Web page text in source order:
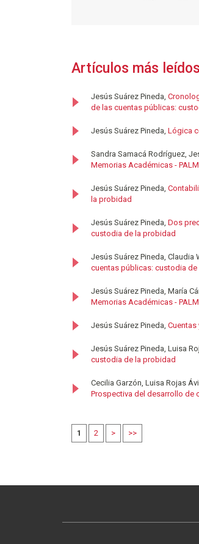
Artículos más
Jesús Suárez Pineda,
de las cuentas públicas:
Jesús Suárez Pineda, Lógica
Sandra Samacá Rodríguez,
Memorias Académicas -
Jesús Suárez Pineda,
la probidad
Jesús Suárez Pineda, Dos
custodia de la probidad
Jesús Suárez Pineda, Claudia
cuentas públicas: custodia de
Jesús Suárez Pineda, María
Memorias Académicas -
Jesús Suárez Pineda, Cuentas
Jesús Suárez Pineda, Luisa
custodia de la probidad
Cecilia Garzón, Luisa Rojas
Prospectiva del desarrollo
1 2 > >>